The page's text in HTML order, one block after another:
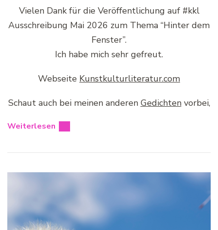
Vielen Dank für die Veröffentlichung auf #kkl
Ausschreibung Mai 2026 zum Thema “Hinter dem
Fenster”.
Ich habe mich sehr gefreut.
Webseite Kunstkulturliteratur.com
Schaut auch bei meinen anderen Gedichtenvorbei,
Weiterlesen